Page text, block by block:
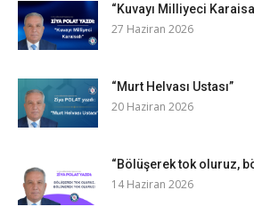
“Kuvayı Milliyeci
27 Haziran 2026
“Murt Helvası Ustası”
20 Haziran 2026
“Bölüşerek tok oluruz,
14 Haziran 2026